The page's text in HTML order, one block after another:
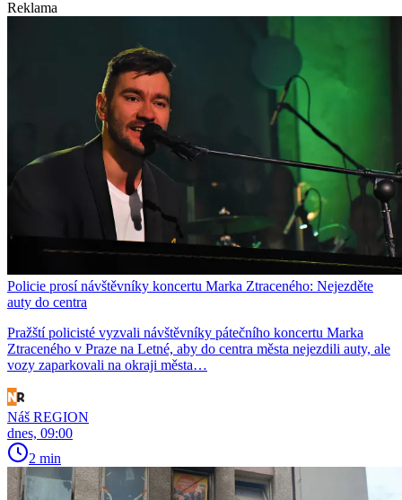
Reklama
Policie prosí návštěvníky koncertu Marka Ztraceného: Nejezděte
auty do centra
Pražští policisté vyzvali návštěvníky pátečního koncertu Marka
Ztraceného v Praze na Letné, aby do centra města nejezdili auty, ale
vozy zaparkovali na okraji města…
Náš REGION
dnes, 09:00
2 min